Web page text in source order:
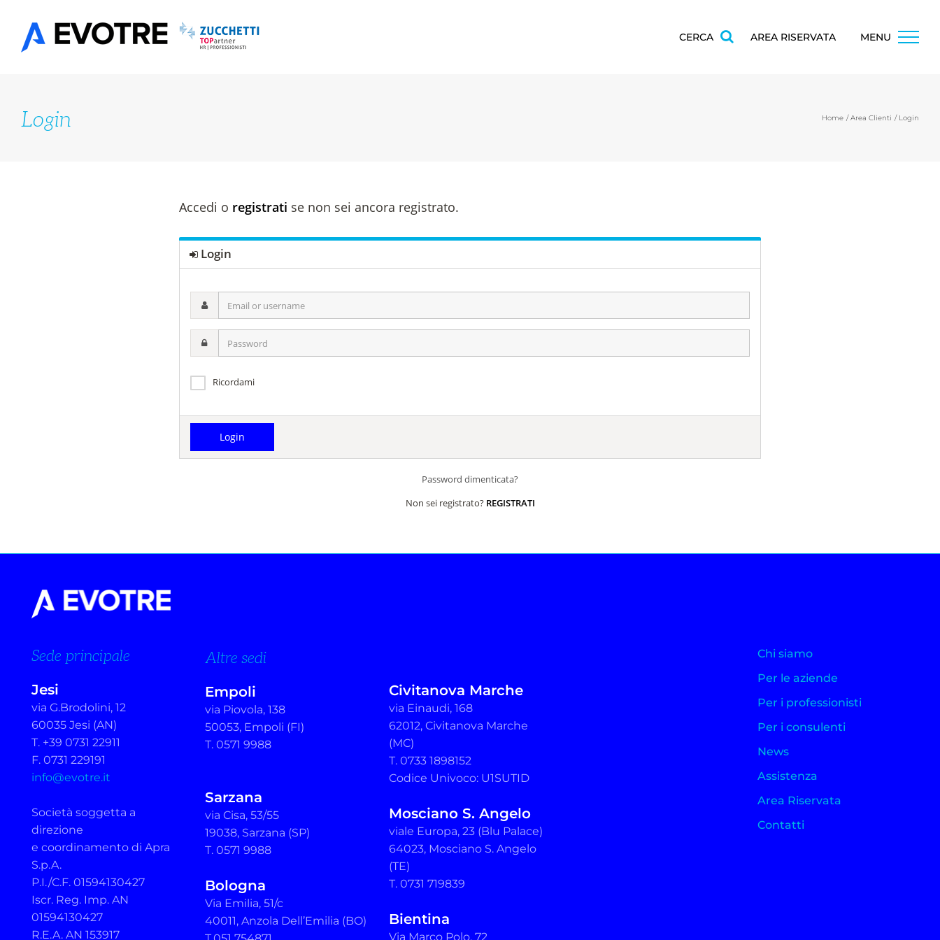
contenuto
CERCA AREA RISERVATA MENU
Login Home Area Clienti Login
Accedi o registrati se non sei ancora registrato.
Login
Ricordami
Password dimenticata?
Non sei registrato? REGISTRATI
Sede principale
Jesi
via G.Brodolini, 12
60035 Jesi (AN)
T. +39 0731 22911
F. 0731 229191
info@evotre.it
Società soggetta a
direzione
e coordinamento di Apra
S.p.A.
P.I./C.F. 01594130427
Iscr. Reg. Imp. AN
01594130427
R.E.A. AN 153917
Altre sedi
Empoli
via Piovola, 138
50053, Empoli (FI)
T. 0571 9988
Sarzana
via Cisa, 53/55
19038, Sarzana (SP)
T. 0571 9988
Bologna
Via Emilia, 51/c
40011, Anzola Dell’Emilia (BO)
Civitanova Marche
via Einaudi, 168
62012, Civitanova Marche
(MC)
T. 0733 1898152
Codice Univoco: U1SUTID
Mosciano S. Angelo
viale Europa, 23 (Blu Palace)
64023, Mosciano S. Angelo
(TE)
T. 0731 719839
Bientina
Via Marco Polo, 72
Chi siamo
Per le aziende
Per i professionisti
Per i consulenti
News
Assistenza
Area Riservata
Contatti